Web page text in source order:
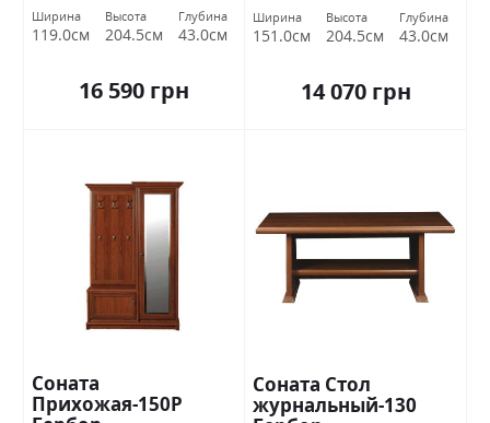
Ширина
119.0см
Высота
204.5см
Глубина
43.0см
16 590 грн
Ширина
151.0см
Высота
204.5см
Глубина
43.0см
14 070 грн
Соната
Прихожая-150P
Соната Стол
журнальный-130